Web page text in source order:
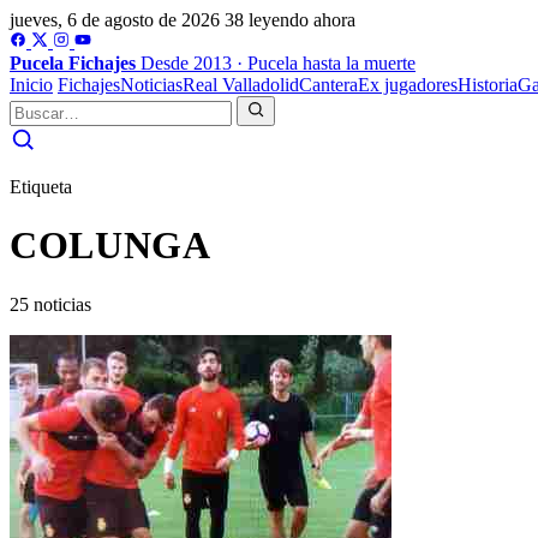
jueves, 6 de agosto de 2026 38 leyendo ahora
Pucela Fichajes Desde 2013 · Pucela hasta la muerte
Inicio FichajesNoticiasReal ValladolidCanteraEx jugadoresHistoria
Etiqueta
COLUNGA
25 noticias